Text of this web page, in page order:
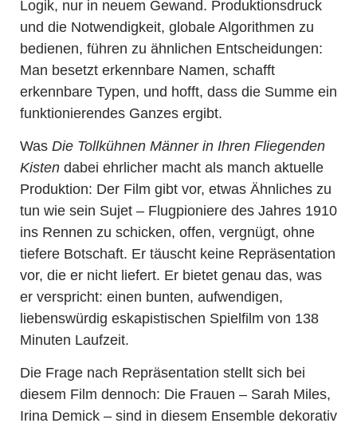
Logik, nur in neuem Gewand. Produktionsdruck
und die Notwendigkeit, globale Algorithmen zu
bedienen, führen zu ähnlichen Entscheidungen:
Man besetzt erkennbare Namen, schafft
erkennbare Typen, und hofft, dass die Summe ein
funktionierendes Ganzes ergibt.
Was Die Tollkühnen Männer in Ihren Fliegenden
Kisten dabei ehrlicher macht als manch aktuelle
Produktion: Der Film gibt vor, etwas Ähnliches zu
tun wie sein Sujet – Flugpioniere des Jahres 1910
ins Rennen zu schicken, offen, vergnügt, ohne
tiefere Botschaft. Er täuscht keine Repräsentation
vor, die er nicht liefert. Er bietet genau das, was
er verspricht: einen bunten, aufwendigen,
liebenswürdig eskapistischen Spielfilm von 138
Minuten Laufzeit.
Die Frage nach Repräsentation stellt sich bei
diesem Film dennoch: Die Frauen – Sarah Miles,
Irina Demick – sind in diesem Ensemble dekorativ